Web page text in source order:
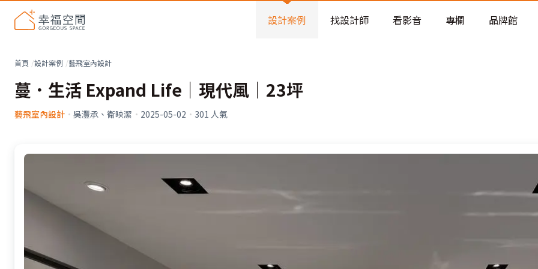
設計案例 找設計師 看影音 專欄 品牌館
首頁 設計案例 藝飛室內設計
蔓．生活 Expand Life｜現代風｜23坪
藝飛室內設計 · 吳灃承、衛映潔 · 2025-05-02 · 301 人氣